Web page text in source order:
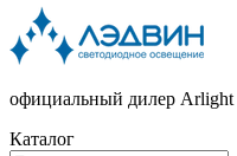
официальный дилер Arlight
Каталог